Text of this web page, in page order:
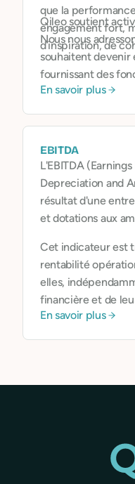
que la
engagement fort,
d’inspiration, de
Qileo soutient
Nous nous
souhaitent devenir
fournissant des
adaptées, un
trajectoire
pro.
En savoir plus
EBITDA
L'EBITDA
Depreciation and
résultat d'une
et dotations aux
Cet indicateur est
rentabilité
elles,
financière et de
En savoir plus